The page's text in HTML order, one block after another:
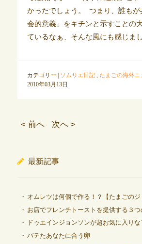
かったでしょう。 つまり、誰もが
会的意義」をキチンと示すことの
ているなぁ、そんな風にも感じまし
カテゴリー | ソムリエ日記, たまごの海外ニ
2010年03月13日
< 前へ 次へ >
最新記事
オムレツは何個で作る！？【たまごのジ
お店でフレンチトーストを提供する３つ
ドゥエインジョンソンが超お気に入り
バテたあなたに合う卵